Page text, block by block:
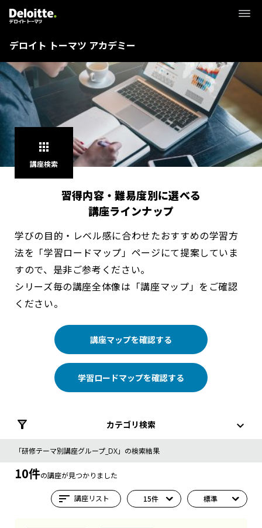
デロイト トーマツ アカデミー
apps
講座検索
習得内容・難易度別に選べる
講座ラインナップ
学びの目的・レベル感に合わせたおすすめの学習方
法を「学習ロードマップ」ページにて提案していま
すので、是非ご参考ください。
シリーズ毎の講座全体像は「講座マップ」をご確認
ください。
講座マップを確認する
学習ロードマップを確認する
カテゴリ検索
「研修テーマ別講座グループ_DX」の検索結果
10件の講座が見つかりました
sort 講座リスト